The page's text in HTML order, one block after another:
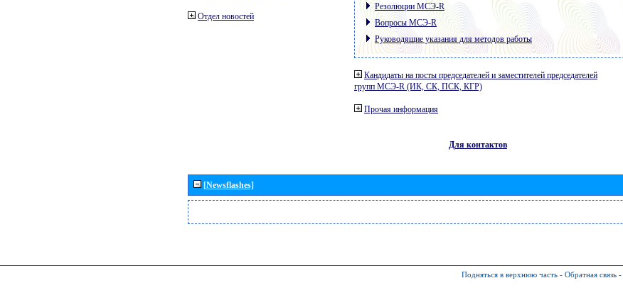
Отдел новостей
Резолюции МСЭ-R
Вопросы МСЭ-R
Руководящие указания для методов работы
Кандидаты на посты председателей и заместителей председателей
групп МСЭ-R (ИК, СК, ПСК, КГР)
Прочая информация
Для контактов
[Newsflashes]
Подняться в верхнюю часть - Обратная связь -